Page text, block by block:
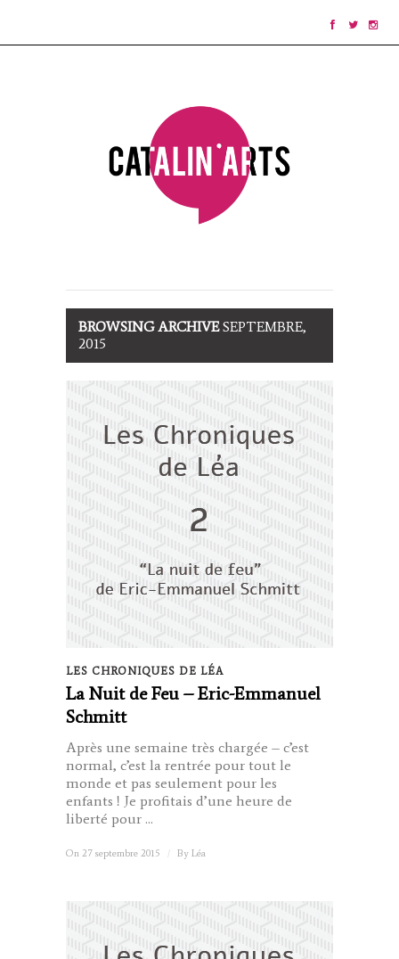
BROWSING ARCHIVESEPTEMBRE,
2015
LES CHRONIQUES DE LÉA
La Nuit de Feu – Eric-Emmanuel
Schmitt
Après une semaine très chargée – c’est
normal, c’est la rentrée pour tout le
monde et pas seulement pour les
enfants ! Je profitais d’une heure de
liberté pour ...
On 27 septembre 2015 / By Léa